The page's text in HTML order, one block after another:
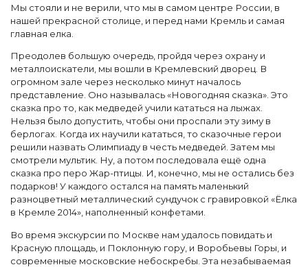
Мы стояли и не верили, что мы в самом центре России, в
нашей прекрасной столице, и перед нами Кремль и самая
главная елка.
Преодолев большую очередь, пройдя через охрану и
металлоискатели, мы вошли в Кремлевский дворец. В
огромном зале через несколько минут началось
представление. Оно называлась «Новогодняя сказка». Это
сказка про то, как медведей учили кататься на лыжах.
Нельзя было допустить, чтобы они проспали эту зиму в
берлогах. Когда их научили кататься, то сказочные герои
решили назвать Олимпиаду в честь медведей. Затем мы
смотрели мультик. Ну, а потом последовала ещё одна
сказка про перо Жар-птицы. И, конечно, мы не остались без
подарков! У каждого остался на память маленький
разноцветный металлический сундучок с гравировкой «Ёлка
в Кремле 2014», наполненный конфетами.
Во время экскурсии по Москве нам удалось повидать и
Красную площадь, и Поклонную гору, и Воробьевы Горы, и
современные московские небоскребы. Эта незабываемая